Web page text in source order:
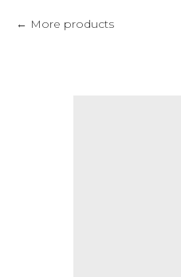
More products